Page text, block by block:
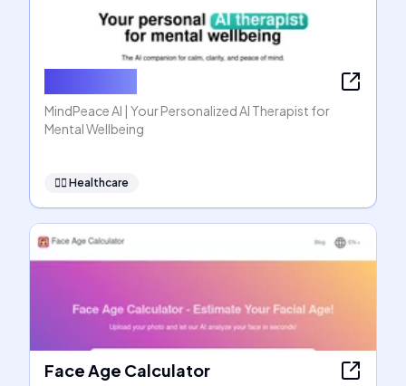
MindPeace AI | Your Personalized AI Therapist for
Mental Wellbeing
👩‍⚕️ Healthcare
Face Age Calculator